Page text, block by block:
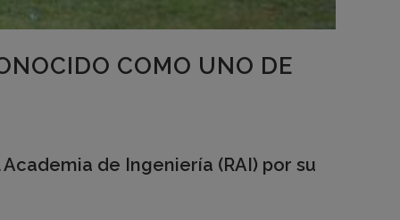
COMO UNO DE
de Ingeniería (RAI) por su